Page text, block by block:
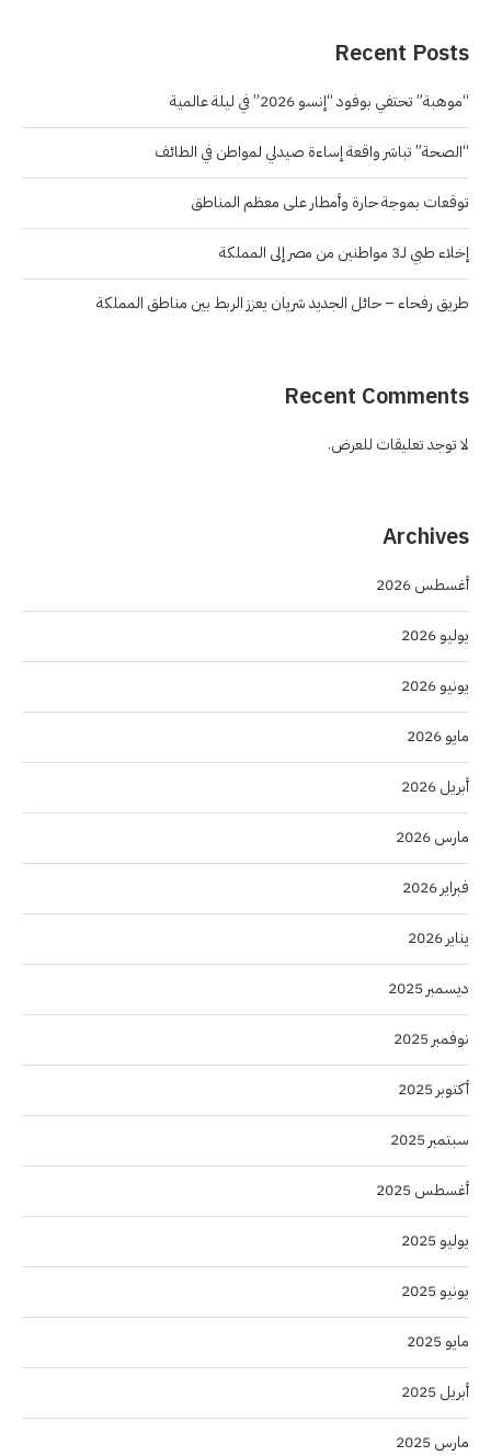
Recent Posts
“موهبة” تحتفي بوفود “إنسو 2026” في ليلة عالمية
“الصحة” تباشر واقعة إساءة صيدلي لمواطن في الطائف
توقعات بموجة حارة وأمطار على معظم المناطق
إخلاء طبي لـ3 مواطنين من مصر إلى المملكة
طريق رفحاء – حائل الجديد شريان يعزز الربط بين مناطق المملكة
Recent Comments
لا توجد تعليقات للعرض.
Archives
أغسطس 2026
يوليو 2026
يونيو 2026
مايو 2026
أبريل 2026
مارس 2026
فبراير 2026
يناير 2026
ديسمبر 2025
نوفمبر 2025
أكتوبر 2025
سبتمبر 2025
أغسطس 2025
يوليو 2025
يونيو 2025
مايو 2025
أبريل 2025
مارس 2025